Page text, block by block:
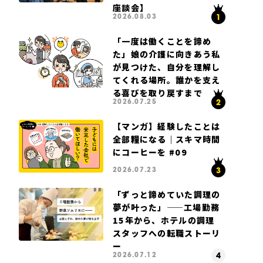
座談会】
2026.08.03
「一度は働くことを諦め
た」娘の介護に向きあう私
が見つけた、自分を理解し
てくれる場所。誰かを支え
る喜びを取り戻すまで
2026.07.25
【マンガ】経験したことは
全部糧になる｜スキマ時間
にコーヒーを #09
2026.07.23
「ずっと諦めていた調理の
夢が叶った」——工場勤務
15年から、ホテルの調理
スタッフへの転職ストーリ
ー
2026.07.12